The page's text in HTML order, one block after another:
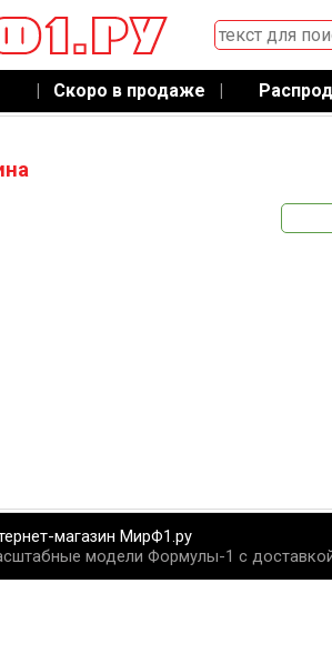
| Скоро в продаже |
магазин МирФ1.ру
модели Формулы-1 с